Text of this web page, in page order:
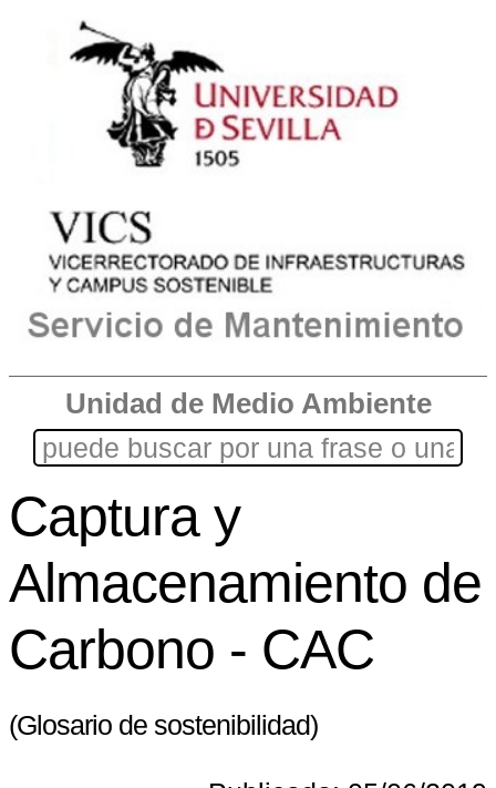
Unidad de Medio Ambiente
Captura y
Almacenamiento de
Carbono - CAC
(Glosario de sostenibilidad)